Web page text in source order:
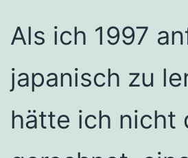
Als ich 1997
japanisch zu
hätte ich nicht